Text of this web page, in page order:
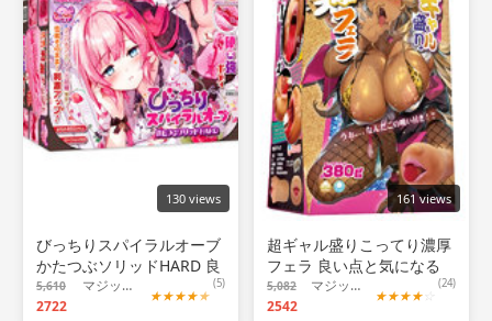
130 views
びっちりスパイラルオーブ
かたつぶソリッドHARD 良
い点と気になる点、おすす
め出来る人について！
5,610
2722
マジックアイズ
★★★★★
(5)
161 views
超ギャル盛りこってり濃厚
フェラ 良い点と気になる
点、おすすめ出来る人につ
いて！
5,082
2542
マジックアイズ
★★★★ ☆
(24)